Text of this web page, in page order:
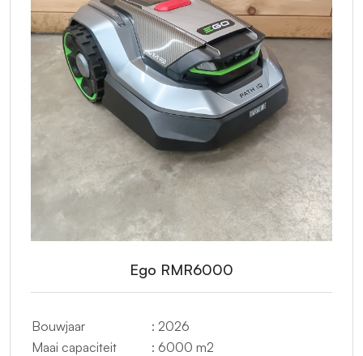
Ego RMR6000
Bouwjaar
: 2026
Maai capaciteit
: 6000 m2